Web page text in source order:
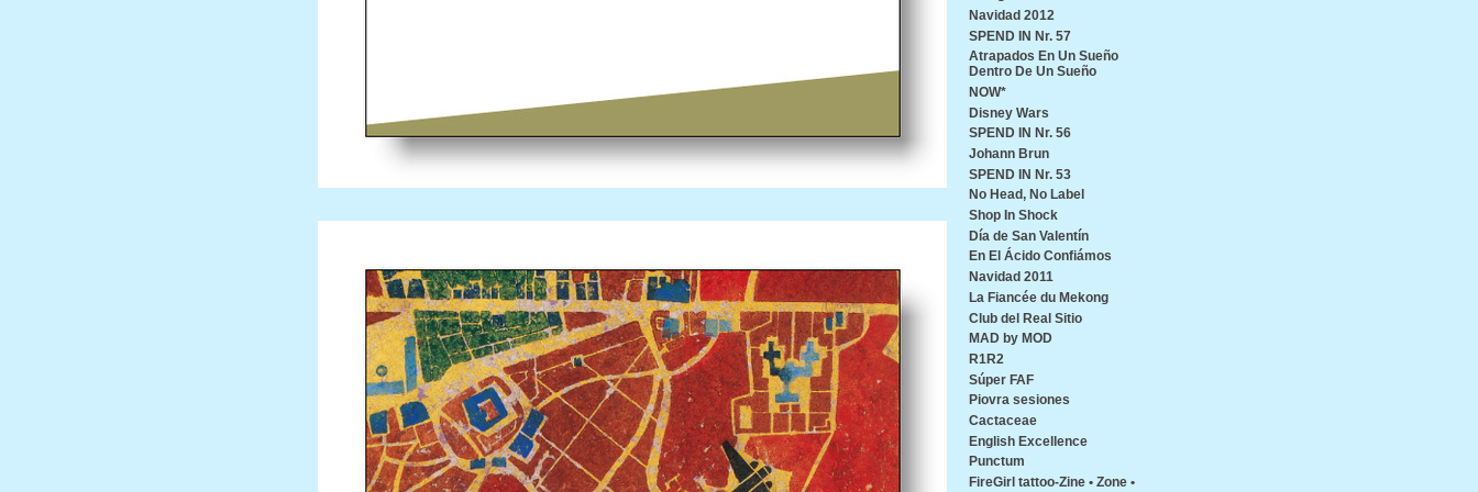
Navidad 2012
SPEND IN Nr. 57
Atrapados En Un Sueño
Dentro De Un Sueño
NOW*
Disney Wars
SPEND IN Nr. 56
Johann Brun
SPEND IN Nr. 53
No Head, No Label
Shop In Shock
Día de San Valentín
En El Ácido Confiámos
Navidad 2011
La Fiancée du Mekong
Club del Real Sitio
MAD by MOD
R1R2
Súper FAF
Piovra sesiones
Cactaceae
English Excellence
Punctum
FireGirl tattoo-Zine • Zone •